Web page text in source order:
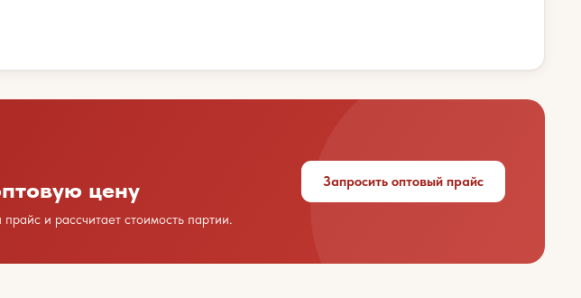
цену
и рассчитает стоимость партии.
Запросить оптовый прайс